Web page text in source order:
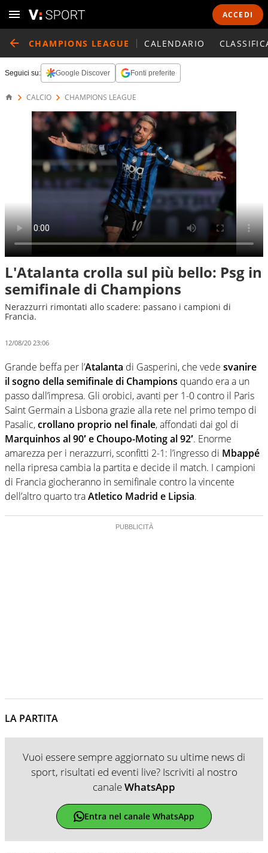
ACCEDI
CHAMPIONS LEAGUE CALENDARIO
Seguici su: Google Discover Fonti preferite
CALCIO CHAMPIONS LEAGUE
L'Atalanta crolla sul più bello: Psg in
semifinale di Champions
Nerazzurri rimontati allo scadere: passano i campioni di
Francia.
12/08/20 23:06
Grande beffa per l’Atalanta di Gasperini, che vede svanire
il sogno della semifinale di Champions quando era a un
passo dall’impresa. Gli orobici, avanti per 1-0 contro il Paris
Saint Germain a Lisbona grazie alla rete nel primo tempo di
Pasalic,crollano proprio nel finale, affondati dai gol di
Marquinhos al 90′ e Choupo-Moting al 92′. Enorme
amarezza per i nerazzurri, sconfitti 2-1: l’ingresso di Mbappé
nella ripresa cambia la partita e decide il match. I campioni
di Francia giocheranno in semifinale contro la vincente
dell’altro quarto traAtletico Madrid e Lipsia.
LA PARTITA
Vuoi essere sempre aggiornato su ultime news di
sport, risultati ed eventi live? Iscriviti al nostro
canaleWhatsApp
Entra nel canale WhatsApp